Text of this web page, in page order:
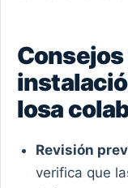
Consejos
losa
Revisión
verifica que